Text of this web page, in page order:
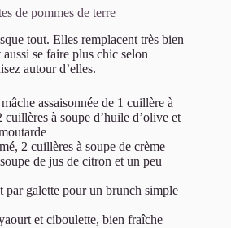
de pommes de terre
tout. Elles remplacent très bien
se faire plus chic selon
autour d’elles.
assaisonnée de 1 cuillère à
à soupe d’huile d’olive et
2 cuillères à soupe de crème
de jus de citron et un peu
galette pour un brunch simple
et ciboulette, bien fraîche